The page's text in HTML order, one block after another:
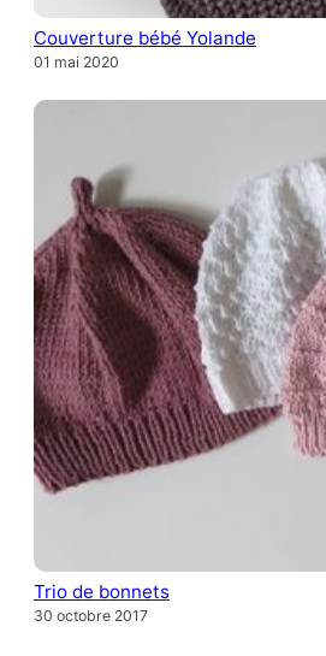
Couverture bébé Yolande
01 mai 2020
Trio de bonnets
30 octobre 2017